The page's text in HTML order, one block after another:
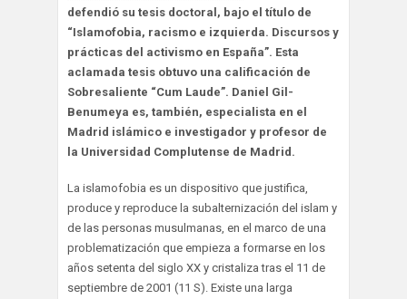
defendió su tesis doctoral, bajo el título de
“Islamofobia, racismo e izquierda. Discursos y
prácticas del activismo en España”. Esta
aclamada tesis obtuvo una calificación de
Sobresaliente “Cum Laude”. Daniel Gil-
Benumeya es, también, especialista en el
Madrid islámico e investigador y profesor de
la Universidad Complutense de Madrid.
La islamofobia es un dispositivo que justifica,
produce y reproduce la subalternización del islam y
de las personas musulmanas, en el marco de una
problematización que empieza a formarse en los
años setenta del siglo XX y cristaliza tras el 11 de
septiembre de 2001 (11 S). Existe una larga